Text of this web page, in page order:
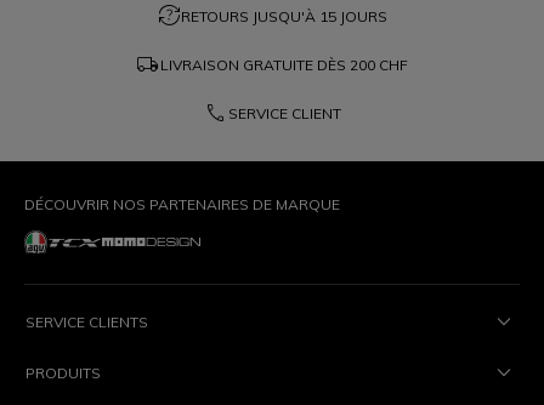
question_exchangeRETOURS JUSQU'À 15 JOURS
local_shipping LIVRAISON GRATUITE DÈS 200 CHF
phone SERVICE CLIENT
DÉCOUVRIR NOS PARTENAIRES DE MARQUE
SERVICE CLIENTS
PRODUITS